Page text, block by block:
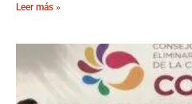
Leer más »